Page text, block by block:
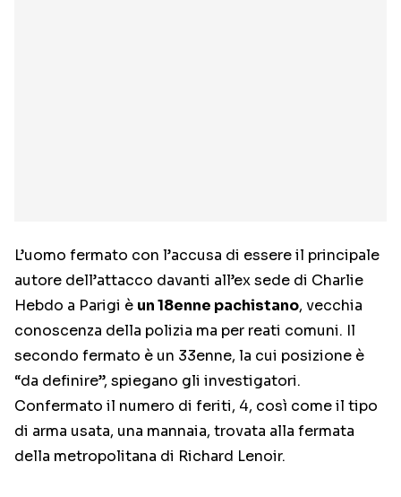
L’uomo fermato con l’accusa di essere il principale
autore dell’attacco davanti all’ex sede di Charlie
Hebdo a Parigi è un 18enne pachistano, vecchia
conoscenza della polizia ma per reati comuni. Il
secondo fermato è un 33enne, la cui posizione è
“da definire”, spiegano gli investigatori.
Confermato il numero di feriti, 4, così come il tipo
di arma usata, una mannaia, trovata alla fermata
della metropolitana di Richard Lenoir.